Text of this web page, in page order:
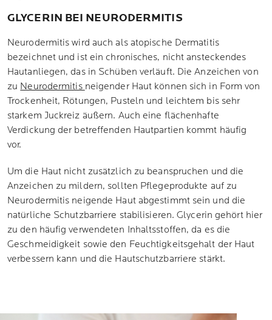
GLYCERIN BEI NEURODERMITIS
Neurodermitis wird auch als atopische Dermatitis
bezeichnet und ist ein chronisches, nicht ansteckendes
Hautanliegen, das in Schüben verläuft. Die Anzeichen von
zu Neurodermitis neigender Haut können sich in Form von
Trockenheit, Rötungen, Pusteln und leichtem bis sehr
starkem Juckreiz äußern. Auch eine flächenhafte
Verdickung der betreffenden Hautpartien kommt häufig
vor.
Um die Haut nicht zusätzlich zu beanspruchen und die
Anzeichen zu mildern, sollten Pflegeprodukte auf zu
Neurodermitis neigende Haut abgestimmt sein und die
natürliche Schutzbarriere stabilisieren. Glycerin gehört hier
zu den häufig verwendeten Inhaltsstoffen, da es die
Geschmeidigkeit sowie den Feuchtigkeitsgehalt der Haut
verbessern kann und die Hautschutzbarriere stärkt.